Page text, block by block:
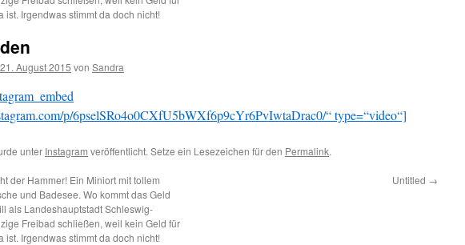
ist. Irgendwas stimmt da doch nicht!
21. August 2015 von Sandra
p/6pselSRo4o0CXfU5bWXf6p9cYr6PvIwtaDrac0/“ type=“video“]
unter Instagram veröffentlicht. Setze ein Lesezeichen für den Permalink.
der Hammer! Ein Miniort mit tollem
und Badesee. Wo kommt das Geld
als Landeshauptstadt Schleswig-
Freibad schließen, weil kein Geld für
ist. Irgendwas stimmt da doch nicht!
Untitled →